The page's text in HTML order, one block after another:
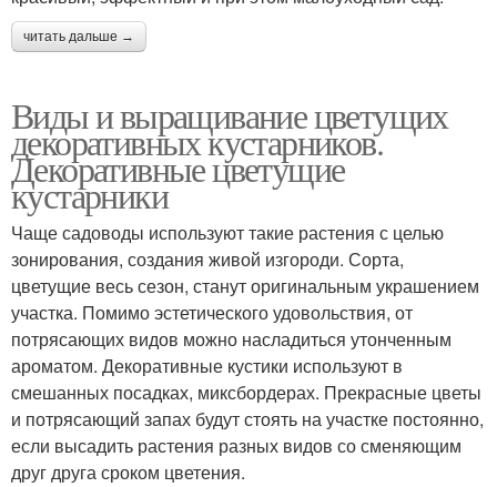
читать дальше →
Виды и выращивание цветущих
декоративных кустарников.
Декоративные цветущие
кустарники
Чаще садоводы используют такие растения с целью
зонирования, создания живой изгороди. Сорта,
цветущие весь сезон, станут оригинальным украшением
участка. Помимо эстетического удовольствия, от
потрясающих видов можно насладиться утонченным
ароматом. Декоративные кустики используют в
смешанных посадках, миксбордерах. Прекрасные цветы
и потрясающий запах будут стоять на участке постоянно,
если высадить растения разных видов со сменяющим
друг друга сроком цветения.